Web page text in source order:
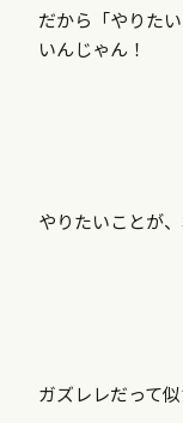
だから「やりた
いんじゃん！
やりたいことが
ガズレレだって